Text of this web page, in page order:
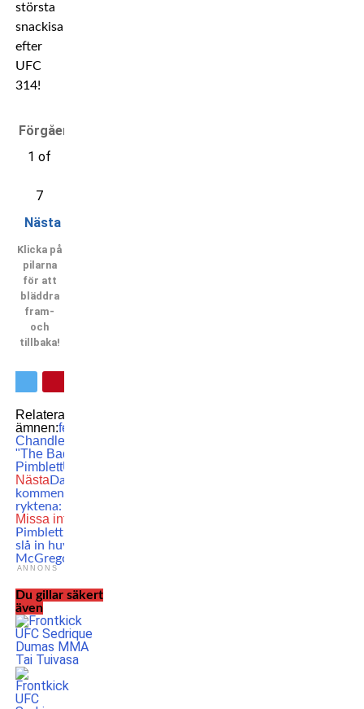
största
snackisarna
efter
UFC
314!
Förgående
1 of
7
Nästa
Klicka på
pilarna
för att
bläddra
fram-
och
tillbaka!
Relaterade
ämnen:featured
Chandler
"The Baddy"
PimblettUFC
Nästa Dana White
kommenterar Khamzat-
ryktena: ”Det vore kul!”
Missa inte
Pimblett om sveket: Vill
slå in huvudet på Conor
McGregor
ANNONS
Du gillar säkert
även